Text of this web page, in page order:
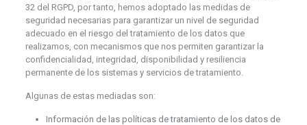
32 del RGPD, por tanto, hemos adoptado las medidas de
seguridad necesarias para garantizar un nivel de seguridad
adecuado en el riesgo del tratamiento de los datos que
realizamos, con mecanismos que nos permiten garantizar la
confidencialidad, integridad, disponibilidad y resiliencia
permanente de los sistemas y servicios de tratamiento.
Algunas de estas mediadas son:
Información de las políticas de tratamiento de los datos de